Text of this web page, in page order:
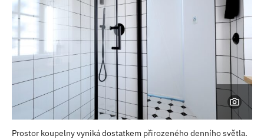
Prostor koupelny vyniká dostatkem přirozeného denního světla.